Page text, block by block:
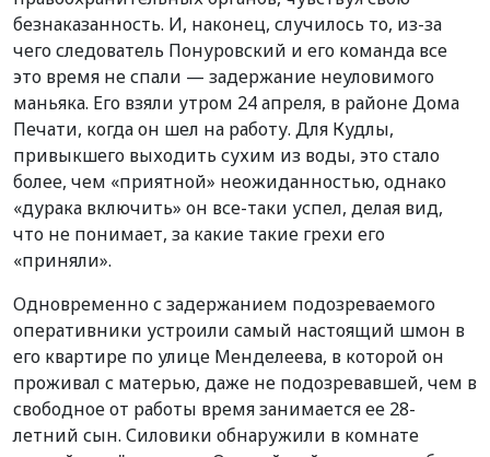
безнаказанность. И, наконец, случилось то, из-за
чего следователь Понуровский и его команда все
это время не спали — задержание неуловимого
маньяка. Его взяли утром 24 апреля, в районе Дома
Печати, когда он шел на работу. Для Кудлы,
привыкшего выходить сухим из воды, это стало
более, чем «приятной» неожиданностью, однако
«дурака включить» он все-таки успел, делая вид,
что не понимает, за какие такие грехи его
«приняли».
Одновременно с задержанием подозреваемого
оперативники устроили самый настоящий шмон в
его квартире по улице Менделеева, в которой он
проживал с матерью, даже не подозревавшей, чем в
свободное от работы время занимается ее 28-
летний сын. Силовики обнаружили в комнате